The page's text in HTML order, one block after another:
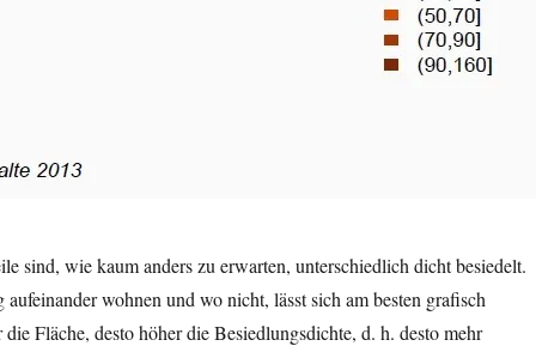
sind, wie kaum anders zu erwarten, unterschiedlich dicht besiedelt.
wohnen und wo nicht, lässt sich am besten grafisch
Fläche, desto höher die Besiedlungsdichte, d. h. desto mehr